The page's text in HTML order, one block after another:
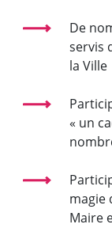
De
servis
la Ville
« un
magie
Maire